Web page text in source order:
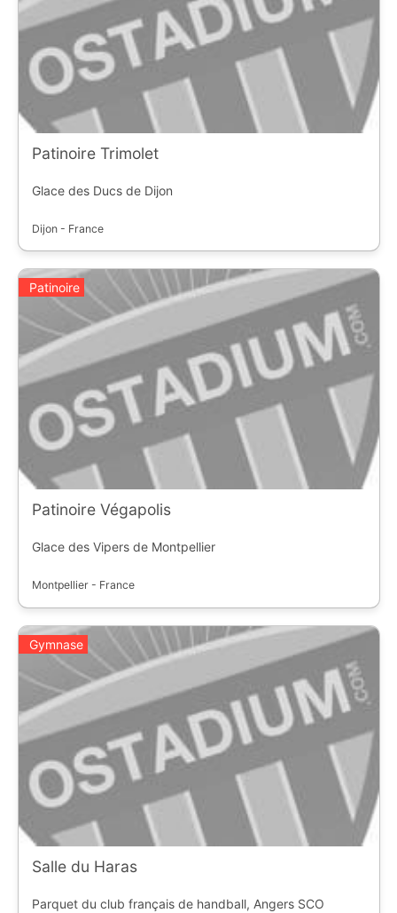
Patinoire Trimolet
Glace des Ducs de Dijon
Dijon - France
Patinoire
Patinoire Végapolis
Glace des Vipers de Montpellier
Montpellier - France
Gymnase
Salle du Haras
Parquet du club français de handball, Angers SCO